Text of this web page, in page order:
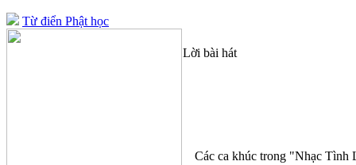
Từ điển Phật học
Lời bài hát
Các ca khúc trong "Nhạc Tình